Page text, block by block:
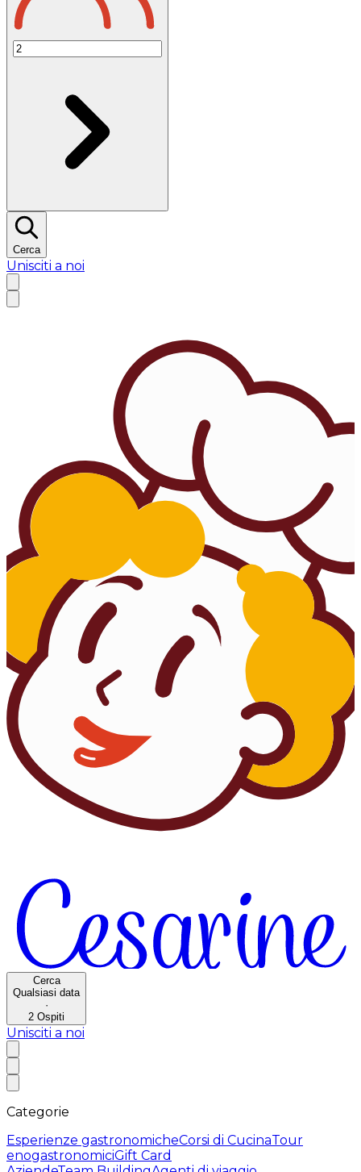
Cerca
Unisciti a noi
Cerca
Qualsiasi data
·
2 Ospiti
Unisciti a noi
Categorie
Esperienze gastronomicheCorsi di CucinaTour
enogastronomiciGift Card